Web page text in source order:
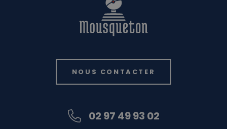
NOUS CONTACTER
02 97 49 93 02